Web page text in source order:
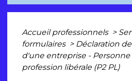
Accueil professionnels >
formulaires > Déclaration
d'une entreprise -
profession libérale (P2 PL)